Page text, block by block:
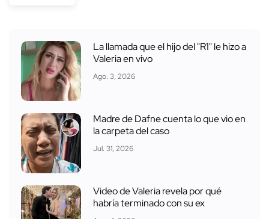
La llamada que el hijo del "R1" le hizo a
Valeria en vivo
Ago. 3, 2026
Madre de Dafne cuenta lo que vio en
la carpeta del caso
Jul. 31, 2026
Video de Valeria revela por qué
habría terminado con su ex